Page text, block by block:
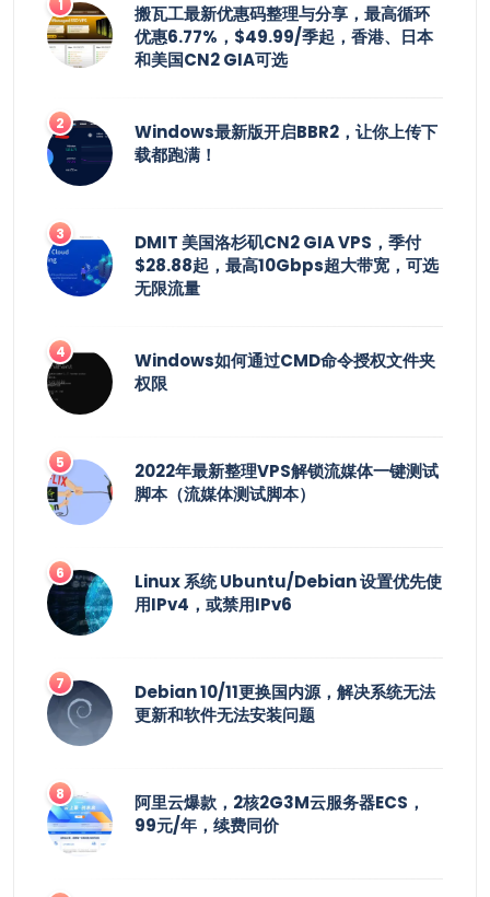
搬瓦工最新优惠码整理与分享，最高循环
优惠6.77%，$49.99/季起，香港、日本
和美国CN2 GIA可选
Windows最新版开启BBR2，让你上传下
载都跑满！
DMIT 美国洛杉矶CN2 GIA VPS，季付
$28.88起，最高10Gbps超大带宽，可选
无限流量
Windows如何通过CMD命令授权文件夹
权限
2022年最新整理VPS解锁流媒体一键测试
脚本（流媒体测试脚本）
Linux 系统 Ubuntu/Debian 设置优先使
用IPv4，或禁用IPv6
Debian 10/11更换国内源，解决系统无法
更新和软件无法安装问题
阿里云爆款，2核2G3M云服务器ECS，
99元/年，续费同价